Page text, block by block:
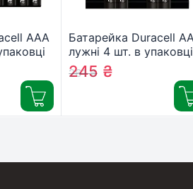
AAA
/
Батарейка Duracell
лужні 4 шт. в упаковці
(5000394052543 /
81545421)
261₴
245 ₴